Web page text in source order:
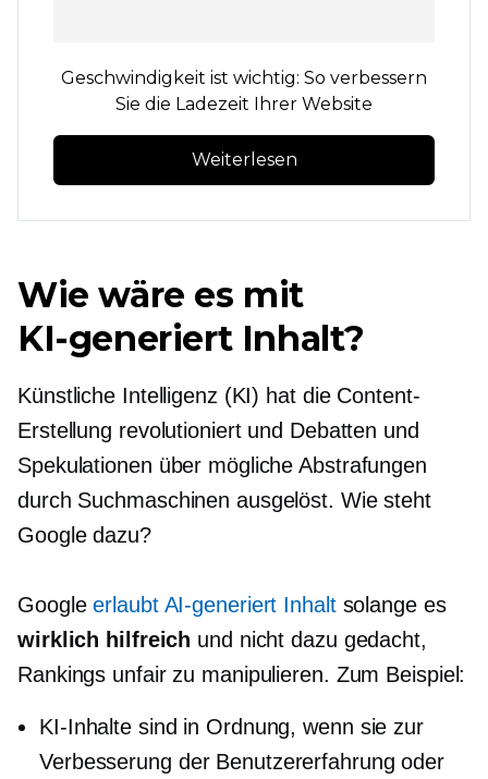
Geschwindigkeit ist wichtig: So verbessern
Sie die Ladezeit Ihrer Website
Weiterlesen
Wie wäre es mit
KI-generiertInhalt?
Künstliche Intelligenz (KI) hat die Content-
Erstellung revolutioniert und Debatten und
Spekulationen über mögliche Abstrafungen
durch Suchmaschinen ausgelöst. Wie steht
Google dazu?
Googleerlaubt AI-generiert Inhaltsolange es
wirklich hilfreich und nicht dazu gedacht,
Rankings unfair zu manipulieren. Zum Beispiel:
KI-Inhalte sind in Ordnung, wenn sie zur
Verbesserung der Benutzererfahrung oder